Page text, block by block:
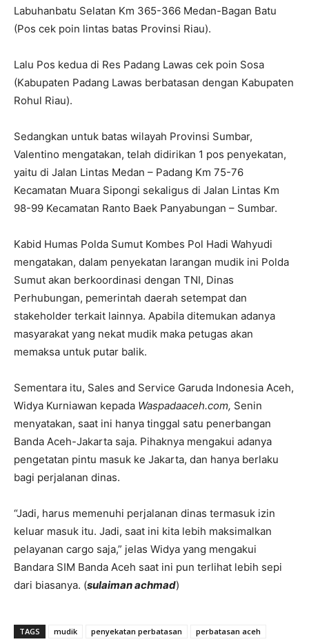
Labuhanbatu Selatan Km 365-366 Medan-Bagan Batu
(Pos cek poin lintas batas Provinsi Riau).
Lalu Pos kedua di Res Padang Lawas cek poin Sosa
(Kabupaten Padang Lawas berbatasan dengan Kabupaten
Rohul Riau).
Sedangkan untuk batas wilayah Provinsi Sumbar,
Valentino mengatakan, telah didirikan 1 pos penyekatan,
yaitu di Jalan Lintas Medan – Padang Km 75-76
Kecamatan Muara Sipongi sekaligus di Jalan Lintas Km
98-99 Kecamatan Ranto Baek Panyabungan – Sumbar.
Kabid Humas Polda Sumut Kombes Pol Hadi Wahyudi
mengatakan, dalam penyekatan larangan mudik ini Polda
Sumut akan berkoordinasi dengan TNI, Dinas
Perhubungan, pemerintah daerah setempat dan
stakeholder terkait lainnya. Apabila ditemukan adanya
masyarakat yang nekat mudik maka petugas akan
memaksa untuk putar balik.
Sementara itu, Sales and Service Garuda Indonesia Aceh,
Widya Kurniawan kepada Waspadaaceh.com, Senin
menyatakan, saat ini hanya tinggal satu penerbangan
Banda Aceh-Jakarta saja. Pihaknya mengakui adanya
pengetatan pintu masuk ke Jakarta, dan hanya berlaku
bagi perjalanan dinas.
“Jadi, harus memenuhi perjalanan dinas termasuk izin
keluar masuk itu. Jadi, saat ini kita lebih maksimalkan
pelayanan cargo saja,” jelas Widya yang mengakui
Bandara SIM Banda Aceh saat ini pun terlihat lebih sepi
dari biasanya. (sulaiman achmad)
TAGS mudik penyekatan perbatasan perbatasan aceh